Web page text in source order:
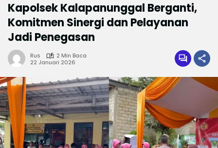
Kapolsek Kalapanunggal Berganti,
Komitmen Sinergi dan Pelayanan
Jadi Penegasan
Rus
2 Min Baca
22 Januari 2026